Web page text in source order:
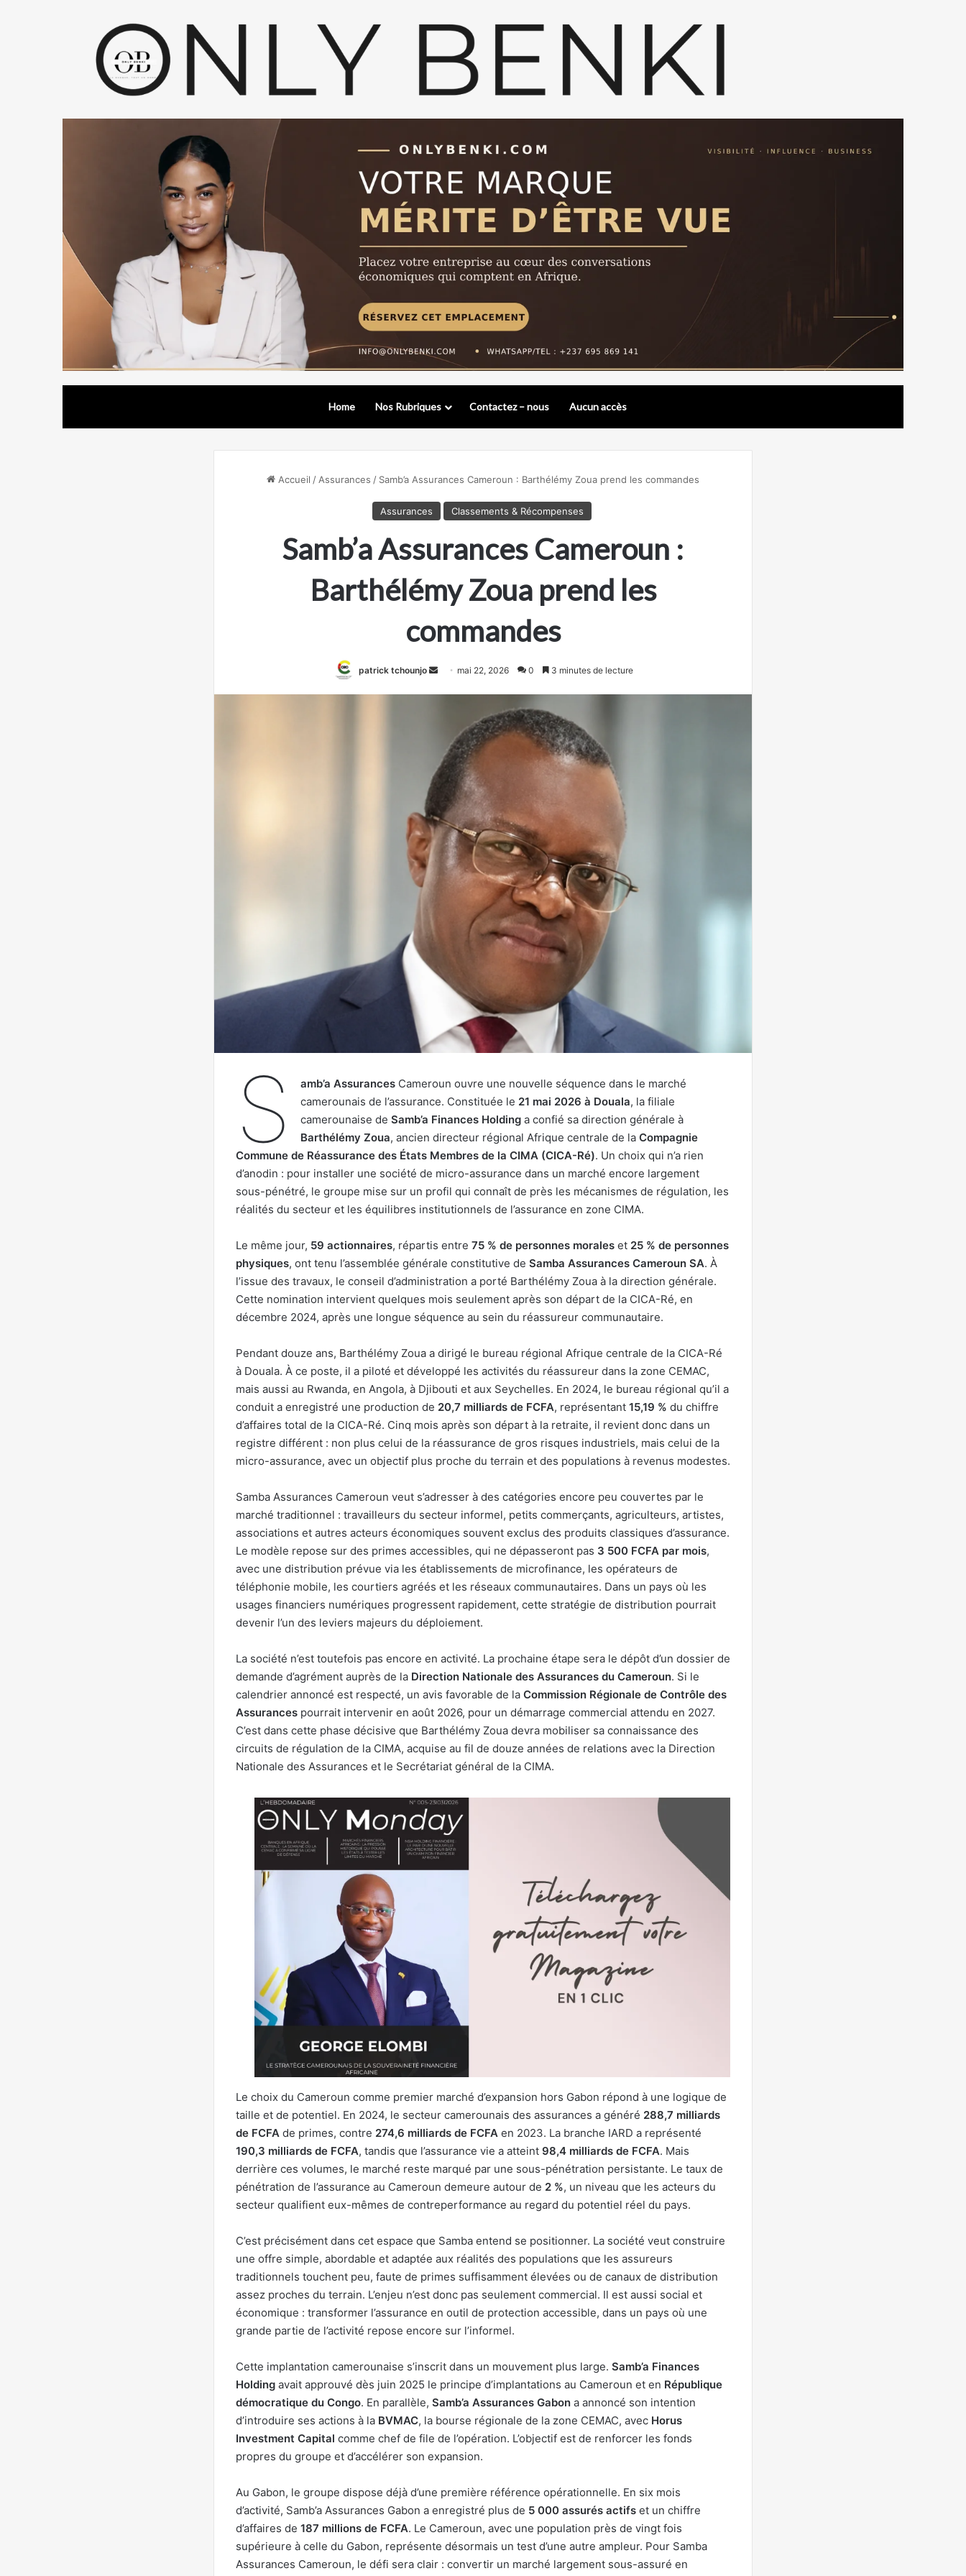
Home Nos Rubriques Contactez – nous Aucun accès
Accueil / Assurances / Samb’a Assurances Cameroun : Barthélémy Zoua prend les commandes
Assurances Classements & Récompenses
Samb’a Assurances Cameroun :
Barthélémy Zoua prend les
commandes
patrick tchounjo
Envoyermai 22, 2026 0 3 minutes de lecture
S amb’a AssurancesCameroun ouvre une nouvelle séquence dans le marché
camerounais de l’assurance. Constituée le 21 mai 2026 à Douala, la filiale
camerounaise de Samb’a Finances Holdinga confié sa direction générale à
Barthélémy Zoua, ancien directeur régional Afrique centrale de la Compagnie
Commune de Réassurance des États Membres de la CIMA (CICA-Ré). Un choix qui n’a rien
d’anodin : pour installer une société de micro-assurance dans un marché encore largement
sous-pénétré, le groupe mise sur un profil qui connaît de près les mécanismes de régulation, les
réalités du secteur et les équilibres institutionnels de l’assurance en zone CIMA.
Le même jour, 59 actionnaires, répartis entre 75 % de personnes morales et 25 % de personnes
physiques, ont tenu l’assemblée générale constitutive de Samba Assurances Cameroun SA. À
l’issue des travaux, le conseil d’administration a porté Barthélémy Zoua à la direction générale.
Cette nomination intervient quelques mois seulement après son départ de la CICA-Ré, en
décembre 2024, après une longue séquence au sein du réassureur communautaire.
Pendant douze ans, Barthélémy Zoua a dirigé le bureau régional Afrique centrale de la CICA-Ré
à Douala. À ce poste, il a piloté et développé les activités du réassureur dans la zone CEMAC,
mais aussi au Rwanda, en Angola, à Djibouti et aux Seychelles. En 2024, le bureau régional qu’il a
conduit a enregistré une production de 20,7 milliards de FCFA, représentant 15,19 % du chiffre
d’affaires total de la CICA-Ré. Cinq mois après son départ à la retraite, il revient donc dans un
registre différent : non plus celui de la réassurance de gros risques industriels, mais celui de la
micro-assurance, avec un objectif plus proche du terrain et des populations à revenus modestes.
Samba Assurances Cameroun veut s’adresser à des catégories encore peu couvertes par le
marché traditionnel : travailleurs du secteur informel, petits commerçants, agriculteurs, artistes,
associations et autres acteurs économiques souvent exclus des produits classiques d’assurance.
Le modèle repose sur des primes accessibles, qui ne dépasseront pas 3 500 FCFA par mois,
avec une distribution prévue via les établissements de microfinance, les opérateurs de
téléphonie mobile, les courtiers agréés et les réseaux communautaires. Dans un pays où les
usages financiers numériques progressent rapidement, cette stratégie de distribution pourrait
devenir l’un des leviers majeurs du déploiement.
La société n’est toutefois pas encore en activité. La prochaine étape sera le dépôt d’un dossier de
demande d’agrément auprès de la Direction Nationale des Assurances du Cameroun. Si le
calendrier annoncé est respecté, un avis favorable de la Commission Régionale de Contrôle des
Assurances pourrait intervenir en août 2026, pour un démarrage commercial attendu en 2027.
C’est dans cette phase décisive que Barthélémy Zoua devra mobiliser sa connaissance des
circuits de régulation de la CIMA, acquise au fil de douze années de relations avec la Direction
Nationale des Assurances et le Secrétariat général de la CIMA.
Le choix du Cameroun comme premier marché d’expansion hors Gabon répond à une logique de
taille et de potentiel. En 2024, le secteur camerounais des assurances a généré 288,7 milliards
de FCFA de primes, contre 274,6 milliards de FCFA en 2023. La branche IARD a représenté
190,3 milliards de FCFA, tandis que l’assurance vie a atteint 98,4 milliards de FCFA. Mais
derrière ces volumes, le marché reste marqué par une sous-pénétration persistante. Le taux de
pénétration de l’assurance au Cameroun demeure autour de 2 %, un niveau que les acteurs du
secteur qualifient eux-mêmes de contreperformance au regard du potentiel réel du pays.
C’est précisément dans cet espace que Samba entend se positionner. La société veut construire
une offre simple, abordable et adaptée aux réalités des populations que les assureurs
traditionnels touchent peu, faute de primes suffisamment élevées ou de canaux de distribution
assez proches du terrain. L’enjeu n’est donc pas seulement commercial. Il est aussi social et
économique : transformer l’assurance en outil de protection accessible, dans un pays où une
grande partie de l’activité repose encore sur l’informel.
Cette implantation camerounaise s’inscrit dans un mouvement plus large. Samb’a Finances
Holding avait approuvé dès juin 2025 le principe d’implantations au Cameroun et en République
démocratique du Congo. En parallèle, Samb’a Assurances Gabon a annoncé son intention
d’introduire ses actions à la BVMAC, la bourse régionale de la zone CEMAC, avec Horus
Investment Capital comme chef de file de l’opération. L’objectif est de renforcer les fonds
propres du groupe et d’accélérer son expansion.
Au Gabon, le groupe dispose déjà d’une première référence opérationnelle. En six mois
d’activité, Samb’a Assurances Gabon a enregistré plus de 5 000 assurés actifs et un chiffre
d’affaires de 187 millions de FCFA. Le Cameroun, avec une population près de vingt fois
supérieure à celle du Gabon, représente désormais un test d’une autre ampleur. Pour Samba
Assurances Cameroun, le défi sera clair : convertir un marché largement sous-assuré en